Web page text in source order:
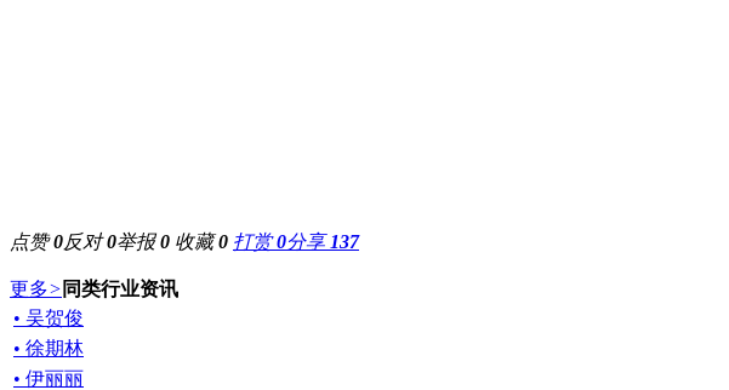
点赞0反对0举报0 收藏0 打赏0分享 137
更多> 同类行业资讯
• 吴贺俊
• 徐期林
• 伊丽丽